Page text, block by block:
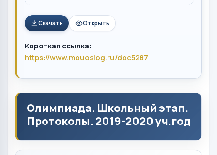
Скачать Открыть
Короткая ссылка:
https://www.mouoslog.ru/doc5287
Олимпиада. Школьный этап.
Протоколы. 2019-2020 уч.год